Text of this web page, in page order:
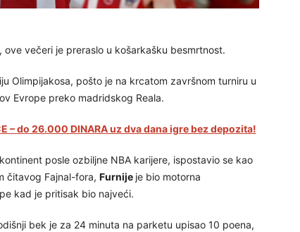
večeri je preraslo u košarkašku besmrtnost.
Olimpijakosa, pošto je na krcatom završnom turniru u
Evrope preko madridskog Reala.
– do 26.000 DINARA uz dva dana igre bez depozita!
posle ozbiljne NBA karijere, ispostavio se kao
čitavog Fajnal-fora, Furnije je bio motorna
kad je pritisak bio najveći.
bek je za 24 minuta na parketu upisao 10 poena,